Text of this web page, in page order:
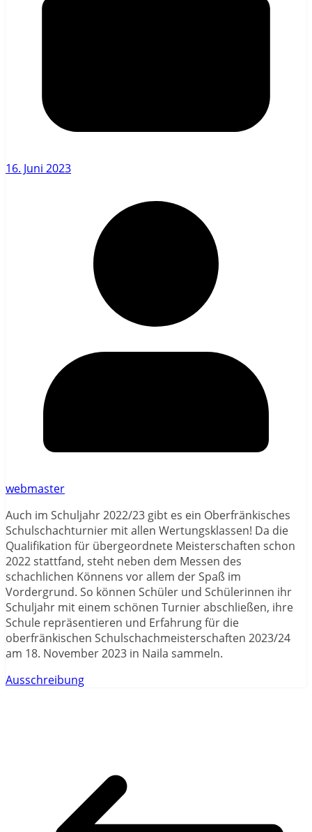
16. Juni 2023
webmaster
Auch im Schuljahr 2022/23 gibt es ein Oberfränkisches
Schulschachturnier mit allen Wertungsklassen! Da die
Qualifikation für übergeordnete Meisterschaften schon
2022 stattfand, steht neben dem Messen des
schachlichen Könnens vor allem der Spaß im
Vordergrund. So können Schüler und Schülerinnen ihr
Schuljahr mit einem schönen Turnier abschließen, ihre
Schule repräsentieren und Erfahrung für die
oberfränkischen Schulschachmeisterschaften 2023/24
am 18. November 2023 in Naila sammeln.
Ausschreibung